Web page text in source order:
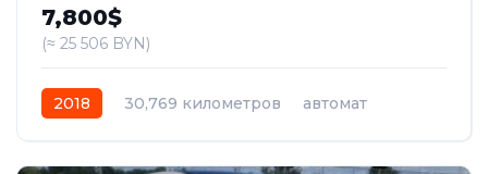
7,800$
(≈ 25 506 BYN)
2018 30,769 километров
автомат